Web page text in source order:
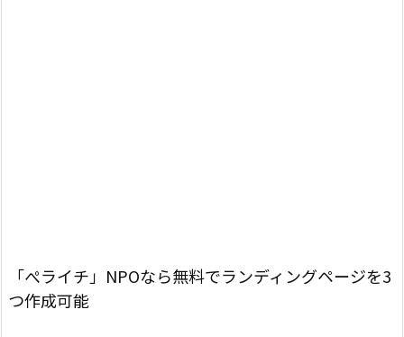
「ぺライチ」NPOなら無料でランディングページを3
つ作成可能